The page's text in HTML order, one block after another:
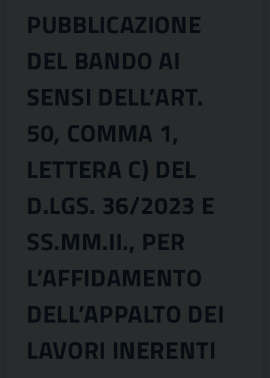
PUBBLICAZIONE
DEL BANDO AI
SENSI DELL’ART.
50, COMMA 1,
LETTERA C) DEL
D.LGS. 36/2023 E
SS.MM.II., PER
L’AFFIDAMENTO
DELL’APPALTO DEI
LAVORI INERENTI